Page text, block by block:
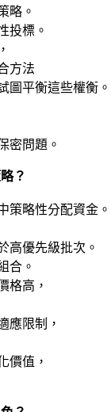
略。
投標。
方法
圖平衡這些權衡。
密問題。
？
策略性分配資金。
高優先級批次。
合。
格高，
應限制，
價值，